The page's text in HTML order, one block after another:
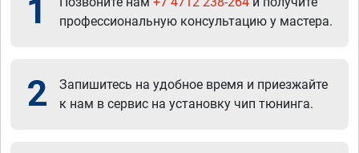
1
профессиональную консультацию у мастера.
2
Запишитесь на удобное время и приезжайте
к нам в сервис на установку чип тюнинга.